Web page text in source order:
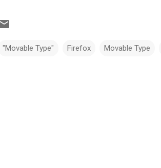
"Movable Type" Firefox Movable Type